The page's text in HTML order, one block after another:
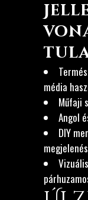
média
Műfaji
Angol
DIY